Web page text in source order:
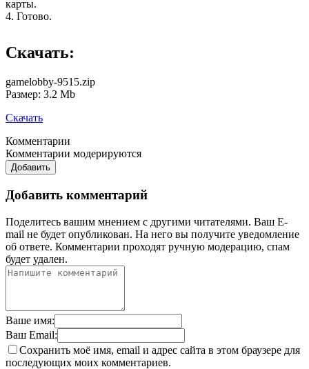
карты.
4. Готово.
Скачать:
gamelobby-9515.zip
Размер: 3.2 Mb
Скачать
Комментарии
Комментарии модерируются
Добавить
Добавить комментарий
Поделитесь вашим мнением с другими читателями. Ваш E-
mail не будет опубликован. На него вы получите уведомление
об ответе. Комментарии проходят ручную модерацию, спам
будет удален.
Ваше имя:
Ваш Email:
Сохранить моё имя, email и адрес сайта в этом браузере для
последующих моих комментариев.